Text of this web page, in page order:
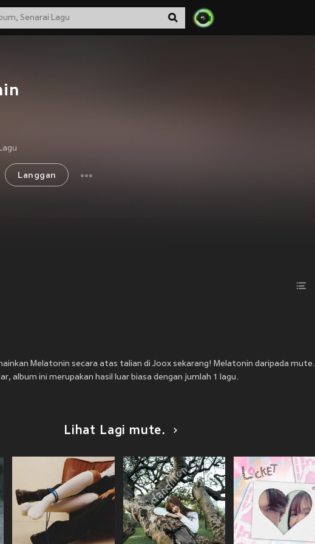
Langgan
Melatonin secara atas talian di Joox sekarang! Melatonin daripada mute.
album ini merupakan hasil luar biasa dengan jumlah 1 lagu.
Lihat Lagi mute.